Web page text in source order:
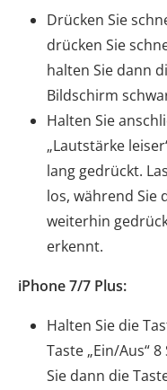
Drücken Sie
drücken Sie
halten Sie dann
Bildschirm
Halten Sie
„Lautstärke
lang gedrückt.
los, während Sie
weiterhin
erkennt.
iPhone 7/7 Plus:
Halten Sie die
Taste „Ein/Aus“
Sie dann die